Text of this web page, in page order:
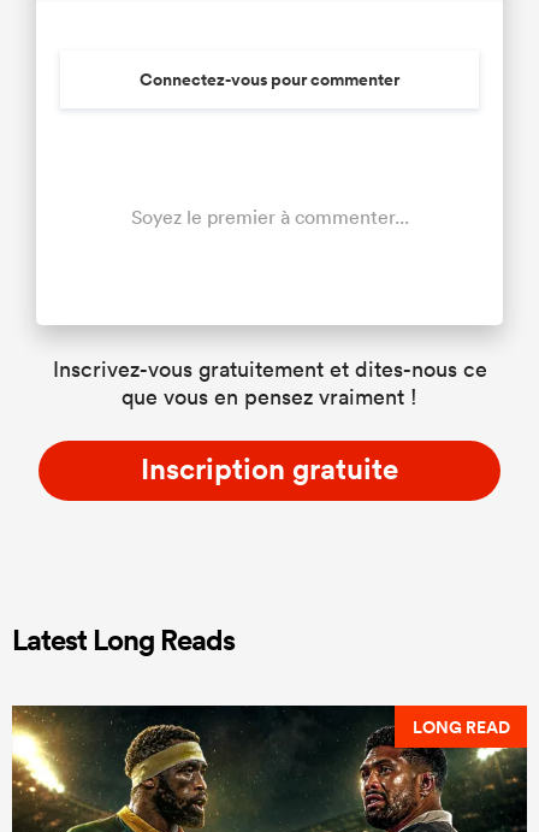
Connectez-vous pour commenter
Soyez le premier à commenter...
Inscrivez-vous gratuitement et dites-nous ce
que vous en pensez vraiment !
Inscription gratuite
Latest Long Reads
LONG READ